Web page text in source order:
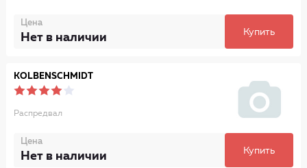
Цена
Нет в наличии Купить
KOLBENSCHMIDT
Распредвал
Цена
Нет в наличии Купить